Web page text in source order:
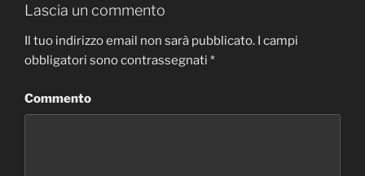
Lascia un commento
Il tuo indirizzo email non sarà pubblicato. I campi
obbligatori sono contrassegnati *
Commento